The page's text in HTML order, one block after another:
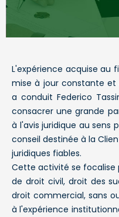
L'expérience acquise au
mise à jour constante
a conduit Federico
consacrer une grande
à l'avis juridique au sens
conseil destinée à la
juridiques fiables.
Cette activité se focalise
de droit civil, droit des
droit commercial, sans
à l'expérience